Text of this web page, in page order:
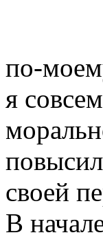
по-
я
своей
В